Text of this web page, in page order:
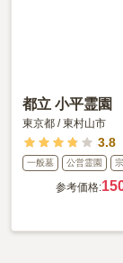
都立 小平霊園
東京都 /東村山市
3.8
一般墓 公営霊園
参考価格: